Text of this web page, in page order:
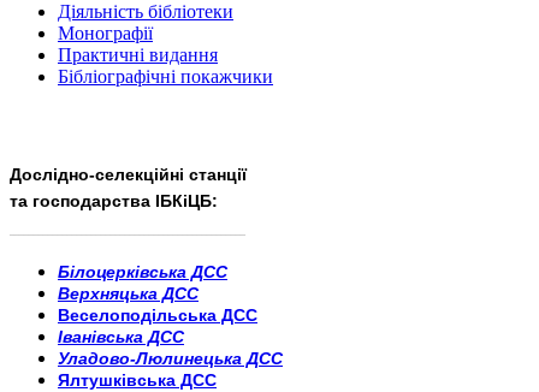
Діяльність бібліотеки
Монографії
Практичні видання
Бібліографічні покажчики
Дослідно-селекційні станції
та господарства ІБКіЦБ:
Білоцерківська ДСС
Верхняцька ДСС
Веселоподільська ДСС
Іванівська ДСС
Уладово-Люлинецька ДСС
Ялтушківська ДСС